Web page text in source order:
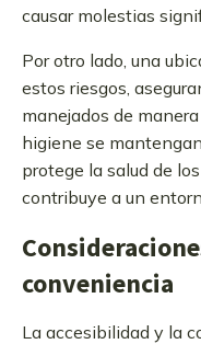
causar molestias
Por otro lado, una
estos riesgos,
manejados de
higiene se
protege la salud de
contribuye a un
conveniencia
La accesibilidad y la